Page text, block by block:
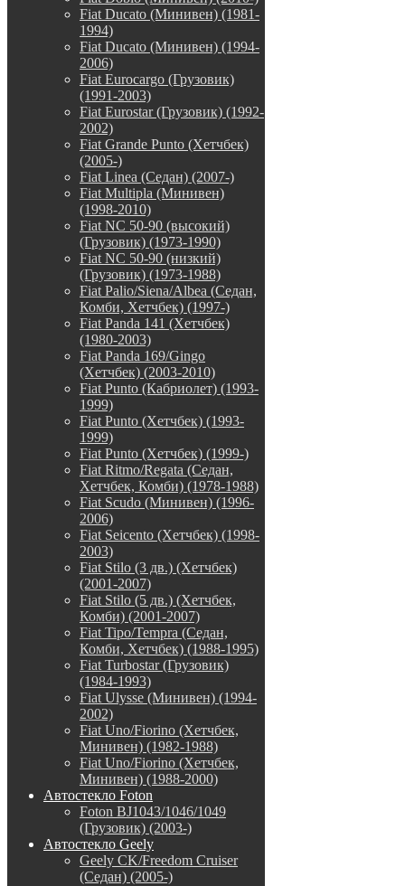
Fiat Ducato (Минивен) (1981-
1994)
Fiat Ducato (Минивен) (1994-
2006)
Fiat Eurocargo (Грузовик)
(1991-2003)
Fiat Eurostar (Грузовик) (1992-
2002)
Fiat Grande Punto (Хетчбек)
(2005-)
Fiat Linea (Седан) (2007-)
Fiat Multipla (Минивен)
(1998-2010)
Fiat NC 50-90 (высокий)
(Грузовик) (1973-1990)
Fiat NC 50-90 (низкий)
(Грузовик) (1973-1988)
Fiat Palio/Siena/Albea (Седан,
Комби, Хетчбек) (1997-)
Fiat Panda 141 (Хетчбек)
(1980-2003)
Fiat Panda 169/Gingo
(Хетчбек) (2003-2010)
Fiat Punto (Кабриолет) (1993-
1999)
Fiat Punto (Хетчбек) (1993-
1999)
Fiat Punto (Хетчбек) (1999-)
Fiat Ritmo/Regata (Седан,
Хетчбек, Комби) (1978-1988)
Fiat Scudo (Минивен) (1996-
2006)
Fiat Seicento (Хетчбек) (1998-
2003)
Fiat Stilo (3 дв.) (Хетчбек)
(2001-2007)
Fiat Stilo (5 дв.) (Хетчбек,
Комби) (2001-2007)
Fiat Tipo/Tempra (Седан,
Комби, Хетчбек) (1988-1995)
Fiat Turbostar (Грузовик)
(1984-1993)
Fiat Ulysse (Минивен) (1994-
2002)
Fiat Uno/Fiorino (Хетчбек,
Минивен) (1982-1988)
Fiat Uno/Fiorino (Хетчбек,
Минивен) (1988-2000)
Автостекло Foton
Foton BJ1043/1046/1049
(Грузовик) (2003-)
Автостекло Geely
Geely CK/Freedom Cruiser
(Седан) (2005-)